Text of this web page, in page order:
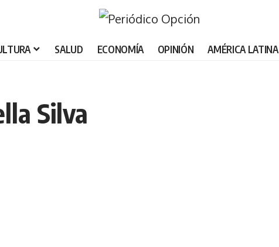
SALUD ECONOMÍA OPINIÓN AMÉRICA LATINA
Silva